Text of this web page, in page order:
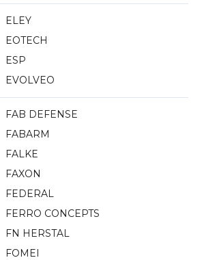
ELEY
EOTECH
ESP
EVOLVEO
FAB DEFENSE
FABARM
FALKE
FAXON
FEDERAL
FERRO CONCEPTS
FN HERSTAL
FOMEI